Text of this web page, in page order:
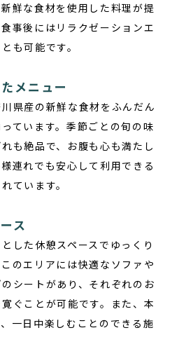
鮮な食材を使用した料理が提
事後にはリラクゼーションエ
も可能です。
メニュー
県産の新鮮な食材をふんだん
ています。季節ごとの旬の味
も絶品で、お腹も心も満たし
連れでも安心して利用できる
ています。
ス
した休憩スペースでゆっくり
のエリアには快適なソファや
シートがあり、それぞれのお
ぐことが可能です。また、本
一日中楽しむことのできる施